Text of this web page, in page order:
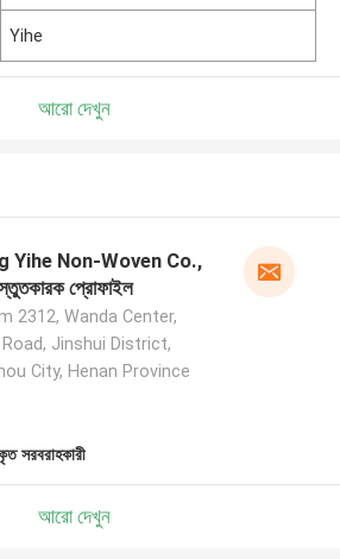
Yihe
আরো দেখুন
Yihe Non-Woven Co.,
প্রোফাইল
2312, Wanda Center,
Road, Jinshui District,
City, Henan Province
সরবরাহকারী
আরো দেখুন